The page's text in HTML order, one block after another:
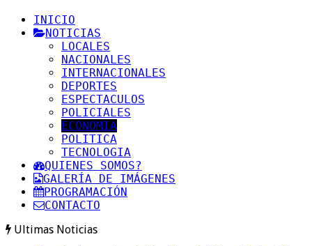
INICIO
NOTICIAS
LOCALES
NACIONALES
INTERNACIONALES
DEPORTES
ESPECTACULOS
POLICIALES
ECONOMIA
POLITICA
TECNOLOGIA
QUIENES SOMOS?
GALERÍA DE IMÁGENES
PROGRAMACIÓN
CONTACTO
Ultimas Noticias